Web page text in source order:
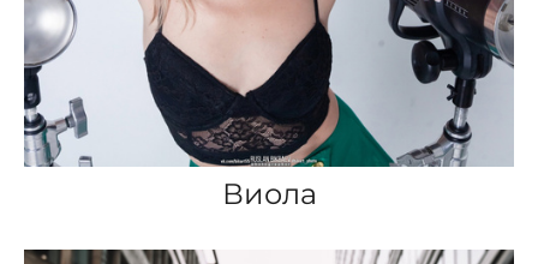
Виола